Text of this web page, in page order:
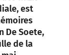
est
De Soete,
de la